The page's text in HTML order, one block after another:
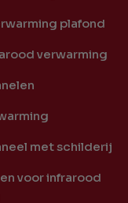
plafond
verwarming
met schilderij
voor infrarood